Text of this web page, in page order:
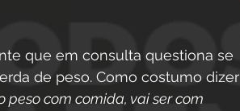
que em consulta questiona se
de peso. Como costumo dizer
peso com comida, vai ser com